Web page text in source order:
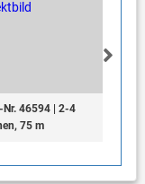
Nr. 46594 | 2-4
75 m